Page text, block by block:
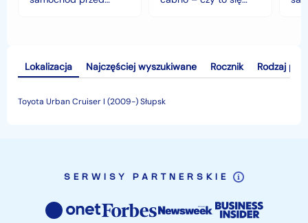
Lokalizacja
Toyota Urban Cruiser I (2009-) Słupsk
Najczęściej wyszukiwane Rocznik Rodzaj
SERWISY PARTNERSKIE